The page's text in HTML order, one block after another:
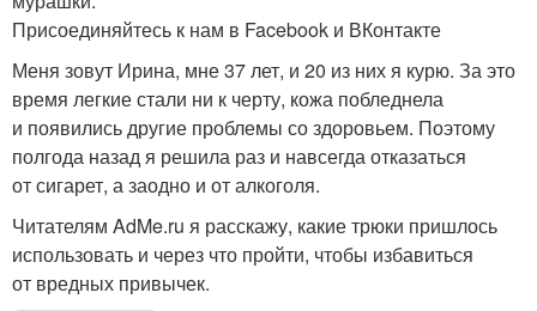
Присоединяйтесь к нам в Facebook и ВКонтакте
Меня зовут Ирина, мне 37 лет, и 20 из них я курю. За это
время легкие стали ни к черту, кожа побледнела
и появились другие проблемы со здоровьем. Поэтому
полгода назад я решила раз и навсегда отказаться
от сигарет, а заодно и от алкоголя.
Читателям AdMe.ru я расскажу, какие трюки пришлось
использовать и через что пройти, чтобы избавиться
от вредных привычек.